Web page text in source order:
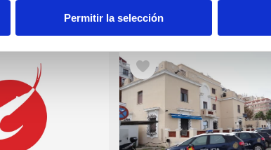
Permitir la selección